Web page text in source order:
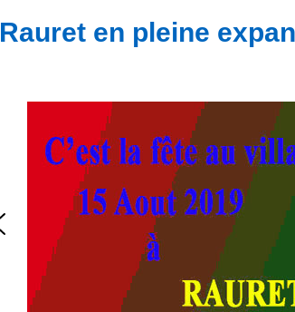
en pleine